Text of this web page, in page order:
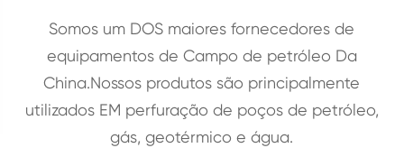
Somos um DOS maiores fornecedores de
equipamentos de Campo de petróleo Da
China.Nossos produtos são principalmente
utilizados EM perfuração de poços de petróleo,
gás, geotérmico e água.